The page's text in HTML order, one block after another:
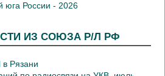
юга России - 2026
ИЗ СОЮЗА Р/Л РФ
Рязани